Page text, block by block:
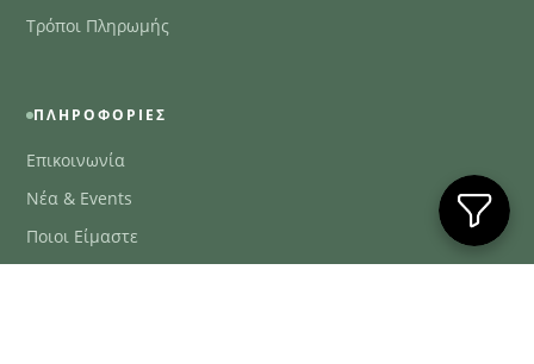
Τρόποι Πληρωμής
ΠΛΗΡΟΦΟΡΊΕΣ
Επικοινωνία
Νέα & Events
Ποιοι Είμαστε